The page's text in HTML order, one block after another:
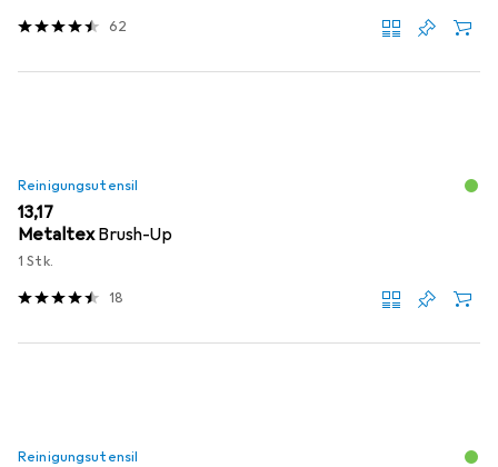
62
Reinigungsutensil
EUR
13,17
MetaltexBrush-Up
1 Stk.
18
Reinigungsutensil